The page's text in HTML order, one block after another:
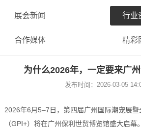
展会新闻 行业
合作媒体 精彩
为什么2026年，一定要来广州
发布时间：2026-03-05
2026年6月5–7日，第四届广州国际潮宠展
（GPI+）将在广州保利世贸博览馆盛大启幕。